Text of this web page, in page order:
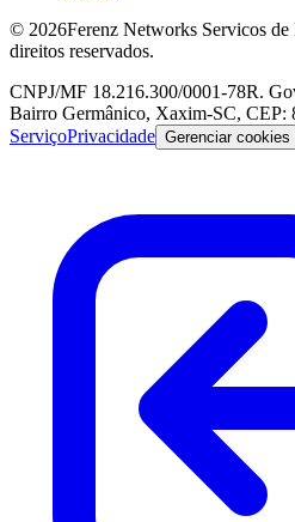
© 2026Ferenz Networks Servicos
direitos reservados.
CNPJ/MF 18.216.300/0001-78R.
Bairro Germânico, Xaxim-SC, CEP:
ServiçoPrivacidade Gerenciar cookies